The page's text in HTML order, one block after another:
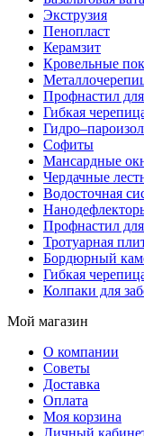
Экструзия
Пенопласт
Керамзит
Кровельные
Профнастил
Гибкая
Софиты
Мансардные
Чердачные
Водосточная
Профнастил для
Тротуарная
Бордюрный
Гибкая
Колпаки для
Мой магазин
О компании
Советы
Доставка
Оплата
Моя корзина